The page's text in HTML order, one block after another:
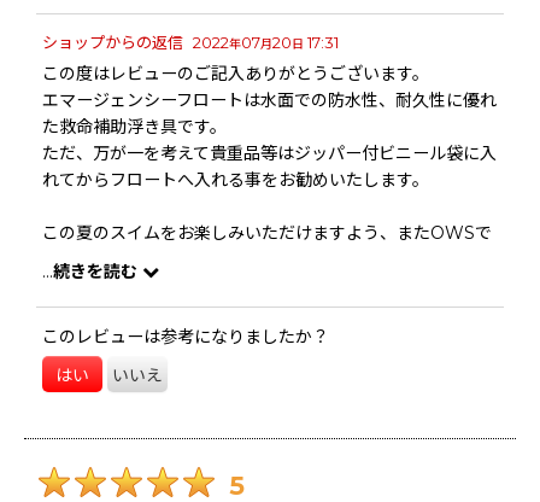
並び順:
絞り込む
ショップからの返信 2022年07月20日 17:31
この度はレビューのご記入ありがとうございます。
エマージェンシーフロートは水面での防水性、耐久性に優れ
た救命補助浮き具です。
ただ、万が一を考えて貴重品等はジッパー付ビニール袋に入
れてからフロートへ入れる事をお勧めいたします。
この夏のスイムをお楽しみいただけますよう、またOWSで
良いパフォーマンスが出来ますよう自身の目印・補助浮き具
として沢山ご活用いただけましたら幸いでございます。
是非またのご利用お待ちしております。
...続きを読む
このレビューは参考になりましたか？
はい いいえ
5